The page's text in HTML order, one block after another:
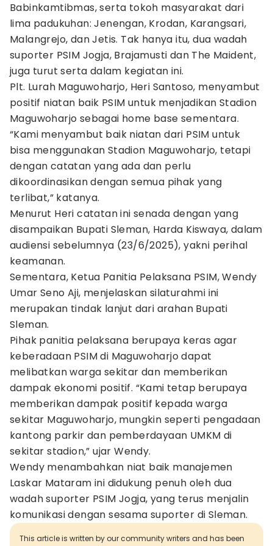
Babinkamtibmas, serta tokoh masyarakat dari
lima padukuhan: Jenengan, Krodan, Karangsari,
Malangrejo, dan Jetis. Tak hanya itu, dua wadah
suporter PSIM Jogja, Brajamusti dan The Maident,
juga turut serta dalam kegiatan ini.
Plt. Lurah Maguwoharjo, Heri Santoso, menyambut
positif niatan baik PSIM untuk menjadikan Stadion
Maguwoharjo sebagai home base sementara.
“Kami menyambut baik niatan dari PSIM untuk
bisa menggunakan Stadion Maguwoharjo, tetapi
dengan catatan yang ada dan perlu
dikoordinasikan dengan semua pihak yang
terlibat,” katanya.
Menurut Heri catatan ini senada dengan yang
disampaikan Bupati Sleman, Harda Kiswaya, dalam
audiensi sebelumnya (23/6/2025), yakni perihal
keamanan.
Sementara, Ketua Panitia Pelaksana PSIM, Wendy
Umar Seno Aji, menjelaskan silaturahmi ini
merupakan tindak lanjut dari arahan Bupati
Sleman.
Pihak panitia pelaksana berupaya keras agar
keberadaan PSIM di Maguwoharjo dapat
melibatkan warga sekitar dan memberikan
dampak ekonomi positif. “Kami tetap berupaya
memberikan dampak positif kepada warga
sekitar Maguwoharjo, mungkin seperti pengadaan
kantong parkir dan pemberdayaan UMKM di
sekitar stadion,” ujar Wendy.
Wendy menambahkan niat baik manajemen
Laskar Mataram ini didukung penuh oleh dua
wadah suporter PSIM Jogja, yang terus menjalin
komunikasi dengan sesama suporter di Sleman.
This article is written by our community writers and has been